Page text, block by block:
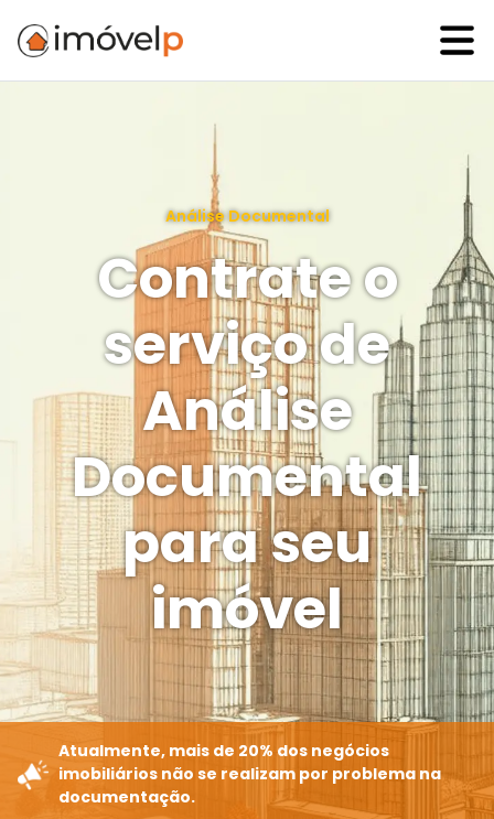
Análise Documental
Contrate o
serviço de
Análise
Documental
para seu
imóvel
Atualmente, mais de 20% dos negócios
imobiliários não se realizam por problema na
documentação.